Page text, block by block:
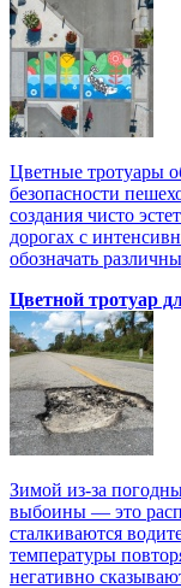
Цветные тротуары
безопасности
создания чисто
дорогах с
обозначать
Цветной тротуар
Зимой из-за
выбоины — это
сталкиваются
температуры
негативно